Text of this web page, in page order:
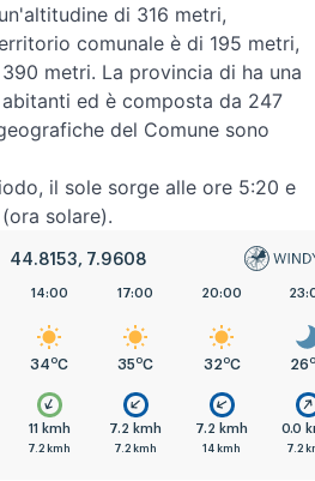
di 316 metri,
comunale è di 195 metri,
metri. La provincia di ha una
ed è composta da 247
del Comune sono
il sole sorge alle ore 5:20 e
solare).
44.8153, 7.9608
14:00
34 oC
11 kmh
7.2 kmh
17:00
35 oC
7.2 kmh
7.2 kmh
20:00
32 oC
7.2 kmh
14 kmh
26 o
0.0
7.2